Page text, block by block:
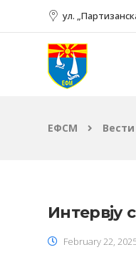
ул.
ЕФСМ Вести
Интервју
February 22,